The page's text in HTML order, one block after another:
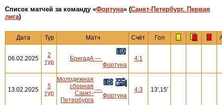
Cписок матчей за команду «Фортуна» (Санкт-Петербург. Первая
лига)
Дата Тур Матч Счёт Гол
06.02.2025
2
тур
БригадА —
Фортуна
4:1
13.02.2025
5
тур
Молодежная
сборная
Санкт-
Петербурга
—
Фортуна
4:3 13',15'